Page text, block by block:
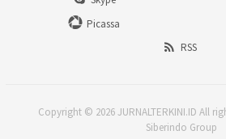
Picassa
RSS
Copyright © 2026 JURNALTERKINI.ID All
Siberindo Group